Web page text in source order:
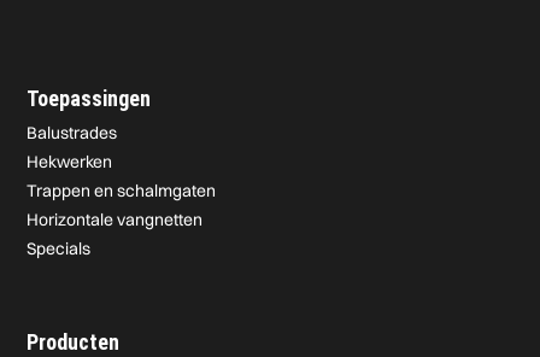
Toepassingen
Balustrades
Hekwerken
Trappen en schalmgaten
Horizontale vangnetten
Specials
Producten